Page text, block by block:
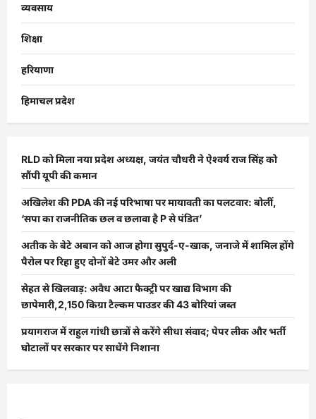
व्यवसाय
शिक्षा
हरियाणा
हिमाचल प्रदेश
RLD को मिला नया प्रदेश अध्यक्ष, जयंत चौधरी ने ऐश्वर्य राज सिंह को
सौंपी यूपी की कमान
अखिलेश की PDA की नई परिभाषा पर मायावती का पलटवार: बोलीं,
‘सपा का राजनीतिक छल व छलावा है P से पंडित’
अतीक के बेटे अबान को आज होगा सुपुर्द-ए-खाक, जनाजे में शामिल होंगे
पैरोल पर रिहा हुए दोनों बेटे उमर और अली
सेहत से खिलवाड़: अवैध आटा फैक्ट्री पर खाद्य विभाग की
छापेमारी,2,150 किग्रा टैल्कम पाउडर की 43 बोरियां जब्त
प्रयागराज में राहुल गांधी छात्रों से करेंगे सीधा संवाद; पेपर लीक और भर्ती
घोटालों पर सरकार पर साधेंगे निशाना